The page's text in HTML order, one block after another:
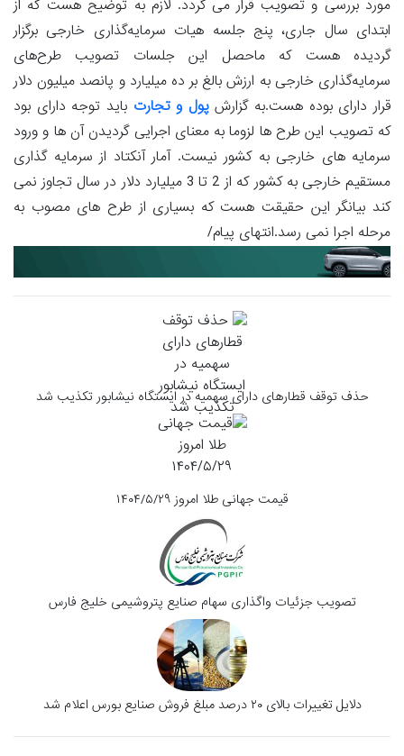
مورد بررسی و تصویب قرار می گردد. لازم به توضیح هست که از
ابتدای سال جاری، پنج جلسه هیات سرمایه‌گذاری خارجی برگزار
گردیده هست که ماحصل این جلسات تصویب طرح‌های
سرمایه‌گذاری خارجی به ارزش بالغ بر ده میلیارد و پانصد میلیون دلار
قرار دارای بوده هست.به گزارشپول و تجارت باید توجه دارای بود
که تصویب این طرح ها لزوما به معنای اجرایی گردیدن آن ها و ورود
سرمایه های خارجی به کشور نیست. آمار آنکتاد از سرمایه گذاری
مستقیم خارجی به کشور که از 2 تا 3 میلیارد دلار در سال تجاوز نمی
کند بیانگر این حقیقت هست که بسیاری از طرح های مصوب به
مرحله اجرا نمی رسد.انتهای پیام/
حذف توقف قطارهای دارای سهمیه در ایستگاه نیشابور تکذیب شد
قیمت جهانی طلا امروز ۱۴۰۴/۵/۲۹
تصویب جزئیات واگذاری سهام صنایع پتروشیمی خلیج فارس
دلایل تغییرات بالای ۲۰ درصد مبلغ فروش صنایع بورس اعلام شد